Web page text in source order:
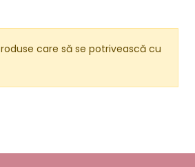
care să se potrivească cu